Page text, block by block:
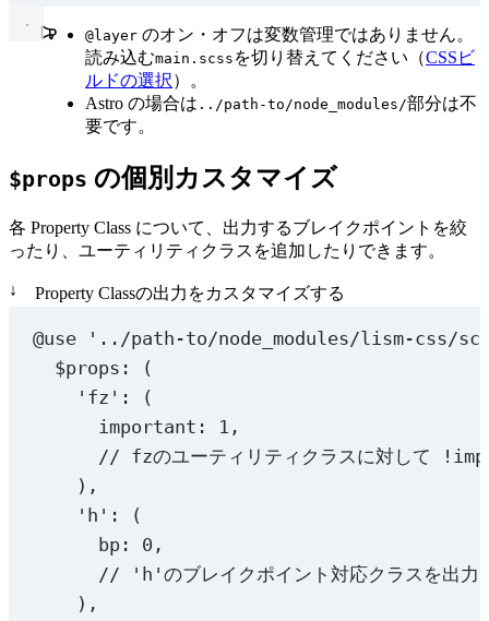
@layer のオン・オフは変数管理ではありません。
読み込むmain.scss を切り替えてください（CSSビ
ルドの選択）。
Astro の場合は ../path-to/node_modules/部分は不
要です。
$props の個別カスタマイズ
各 Property Class について、出力するブレイクポイントを絞
ったり、ユーティリティクラスを追加したりできます。
↓ Property Classの出力をカスタマイズする
@use
'../path-to/node_modules/lism-css/
$props : (
'fz' : (
important:
1 ,
// fzのユーティリティクラスに対して
),
'h' : (
bp: 0 ,
// 'h'のブレイクポイント対応クラスを出力
),